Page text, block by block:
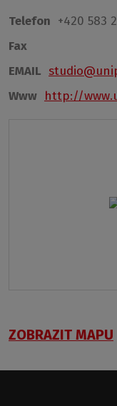
Telefon +420 583
Fax
EMAIL
Www http://
ZOBRAZIT MAPU